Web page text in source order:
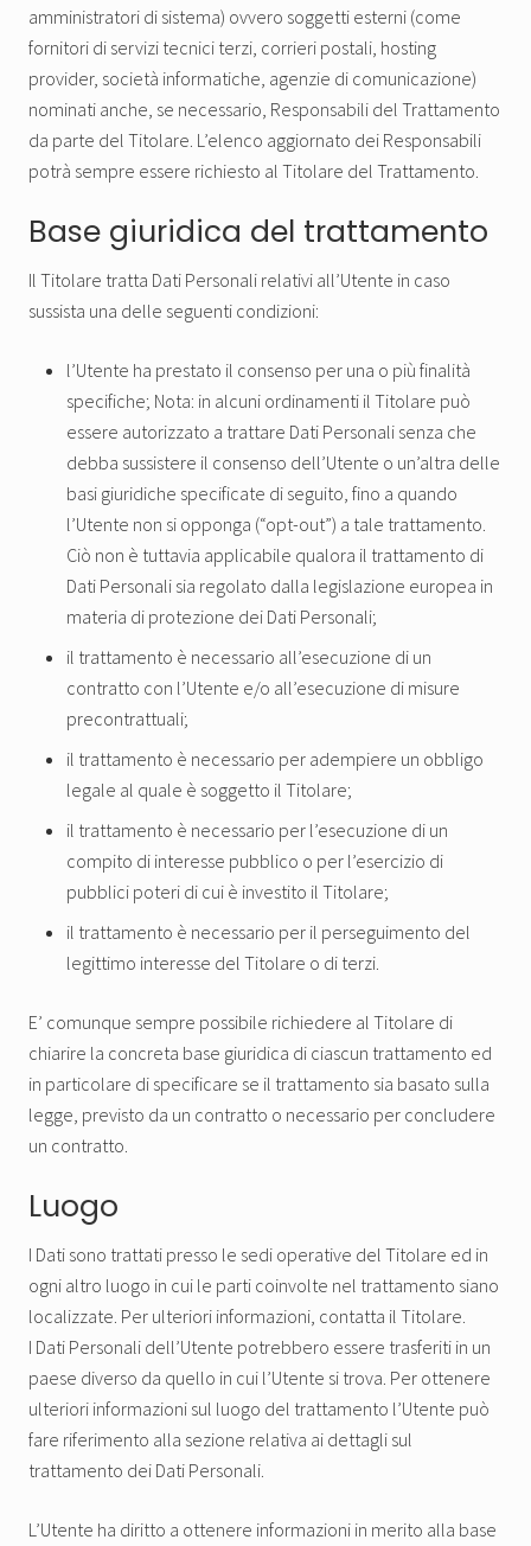
amministratori di sistema) ovvero soggetti esterni (come
fornitori di servizi tecnici terzi, corrieri postali, hosting
provider, società informatiche, agenzie di comunicazione)
nominati anche, se necessario, Responsabili del Trattamento
da parte del Titolare. L’elenco aggiornato dei Responsabili
potrà sempre essere richiesto al Titolare del Trattamento.
Base giuridica del trattamento
Il Titolare tratta Dati Personali relativi all’Utente in caso
sussista una delle seguenti condizioni:
l’Utente ha prestato il consenso per una o più finalità
specifiche; Nota: in alcuni ordinamenti il Titolare può
essere autorizzato a trattare Dati Personali senza che
debba sussistere il consenso dell’Utente o un’altra delle
basi giuridiche specificate di seguito, fino a quando
l’Utente non si opponga (“opt-out”) a tale trattamento.
Ciò non è tuttavia applicabile qualora il trattamento di
Dati Personali sia regolato dalla legislazione europea in
materia di protezione dei Dati Personali;
il trattamento è necessario all’esecuzione di un
contratto con l’Utente e/o all’esecuzione di misure
precontrattuali;
il trattamento è necessario per adempiere un obbligo
legale al quale è soggetto il Titolare;
il trattamento è necessario per l’esecuzione di un
compito di interesse pubblico o per l’esercizio di
pubblici poteri di cui è investito il Titolare;
il trattamento è necessario per il perseguimento del
legittimo interesse del Titolare o di terzi.
E’ comunque sempre possibile richiedere al Titolare di
chiarire la concreta base giuridica di ciascun trattamento ed
in particolare di specificare se il trattamento sia basato sulla
legge, previsto da un contratto o necessario per concludere
un contratto.
Luogo
I Dati sono trattati presso le sedi operative del Titolare ed in
ogni altro luogo in cui le parti coinvolte nel trattamento siano
localizzate. Per ulteriori informazioni, contatta il Titolare.
I Dati Personali dell’Utente potrebbero essere trasferiti in un
paese diverso da quello in cui l’Utente si trova. Per ottenere
ulteriori informazioni sul luogo del trattamento l’Utente può
fare riferimento alla sezione relativa ai dettagli sul
trattamento dei Dati Personali.
L’Utente ha diritto a ottenere informazioni in merito alla base